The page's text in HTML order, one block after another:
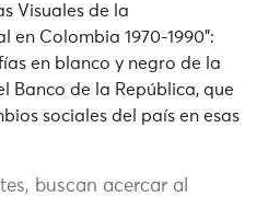
Visuales de la
en Colombia 1970-1990”:
en blanco y negro de la
Banco de la República, que
sociales del país en esas
buscan acercar al